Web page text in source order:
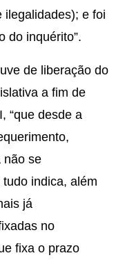
ilegalidades); e foi
do inquérito”.
de liberação do
a fim de
“que desde a
não se
indica, além
já
no
fixa o prazo